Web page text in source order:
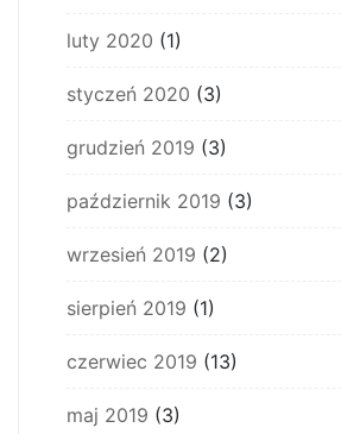
luty 2020 (1)
styczeń 2020 (3)
grudzień 2019 (3)
październik 2019 (3)
wrzesień 2019 (2)
sierpień 2019 (1)
czerwiec 2019 (13)
maj 2019 (3)